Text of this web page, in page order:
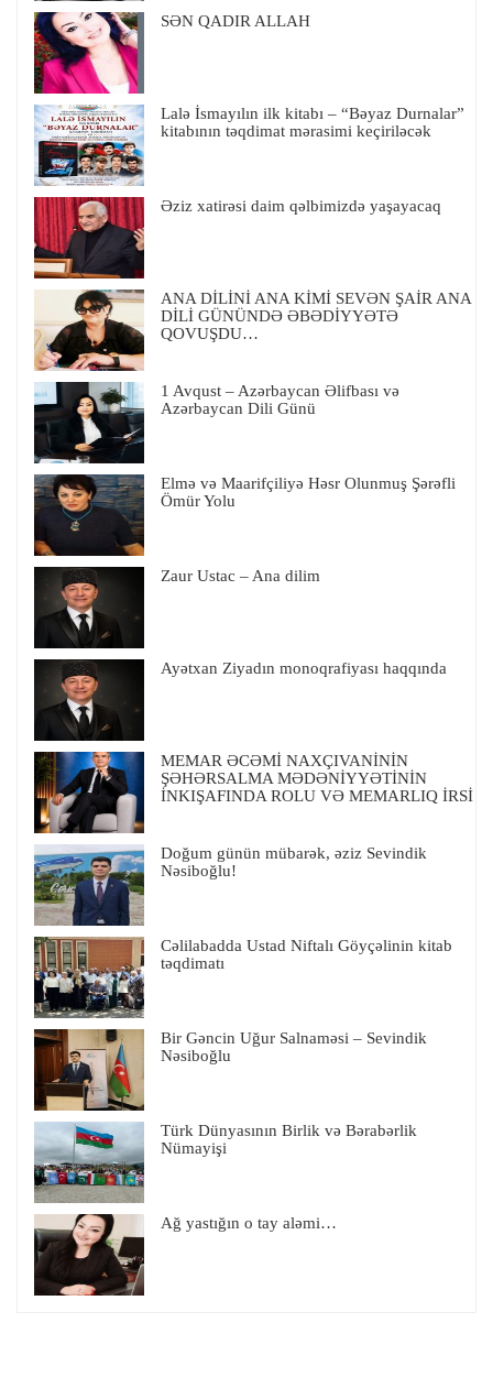
SƏN QADIR ALLAH
Lalə İsmayılın ilk kitabı – “Bəyaz Durnalar”
kitabının təqdimat mərasimi keçiriləcək
Əziz xatirəsi daim qəlbimizdə yaşayacaq
ANA DİLİNİ ANA KİMİ SEVƏN ŞAİR ANA
DİLİ GÜNÜNDƏ ƏBƏDİYYƏTƏ
QOVUŞDU…
1 Avqust – Azərbaycan Əlifbası və
Azərbaycan Dili Günü
Elmə və Maarifçiliyə Həsr Olunmuş Şərəfli
Ömür Yolu
Zaur Ustac – Ana dilim
Ayətxan Ziyadın monoqrafiyası haqqında
MEMAR ƏCƏMİ NAXÇIVANİNİN
ŞƏHƏRSALMA MƏDƏNİYYƏTİNİN
İNKIŞAFINDA ROLU VƏ MEMARLIQ İRSİ
Doğum günün mübarək, əziz Sevindik
Nəsiboğlu!
Cəlilabadda Ustad Niftalı Göyçəlinin kitab
təqdimatı
Bir Gəncin Uğur Salnaməsi – Sevindik
Nəsiboğlu
Türk Dünyasının Birlik və Bərabərlik
Nümayişi
Ağ yastığın o tay aləmi…